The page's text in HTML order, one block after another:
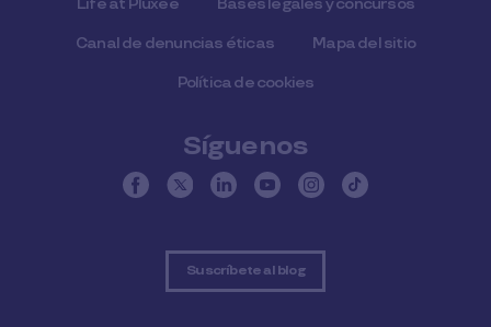
Life at Pluxee Bases legales y concursos
Canal de denuncias éticas Mapa del sitio
Política de cookies
Síguenos
Suscríbete al blog